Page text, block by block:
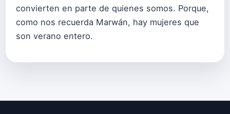
convierten en parte de quienes somos. Porque,
como nos recuerda Marwán, hay mujeres que
son verano entero.